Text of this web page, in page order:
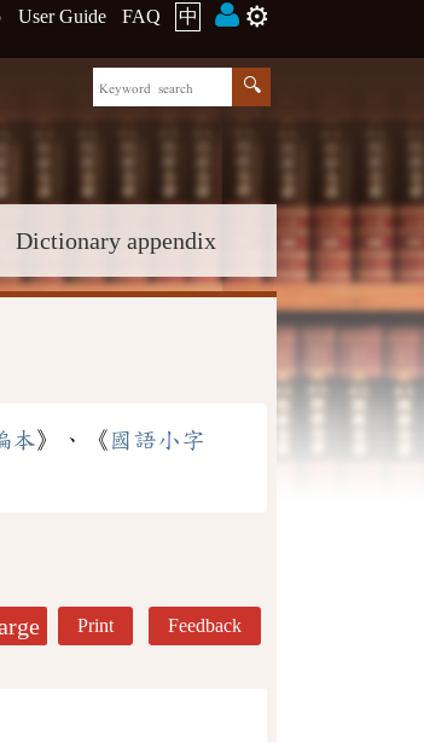
User Guide FAQ 中 ⚙️
Dictionary appendix
本》、《 國語小字
Print Feedback